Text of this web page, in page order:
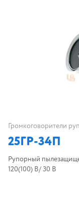
Громкоговорители
25ГР-34П
Рупорный
120(100) В/ 30 В